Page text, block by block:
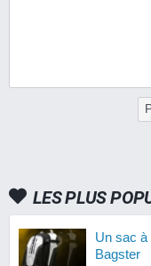
LES PLUS
Un sac à
Bagster